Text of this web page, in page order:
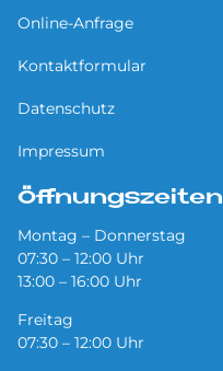
Online-Anfrage
Kontaktformular
Datenschutz
Impressum
Öffnungszeiten
Montag – Donnerstag
07:30 – 12:00 Uhr
13:00 – 16:00 Uhr
Freitag
07:30 – 12:00 Uhr